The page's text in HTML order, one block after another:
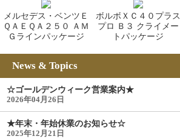
メルセデス・ベンツＥ
ＱＡＥＱＡ２５０ ＡＭ
Ｇラインパッケージ
ボルボＸＣ４０プラス
プロ Ｂ３ クライメー
トパッケージ
News & Topics
☆ゴールデンウィーク営業案内★
2026年04月26日
★年末・年始休業のお知らせ☆
2025年12月21日